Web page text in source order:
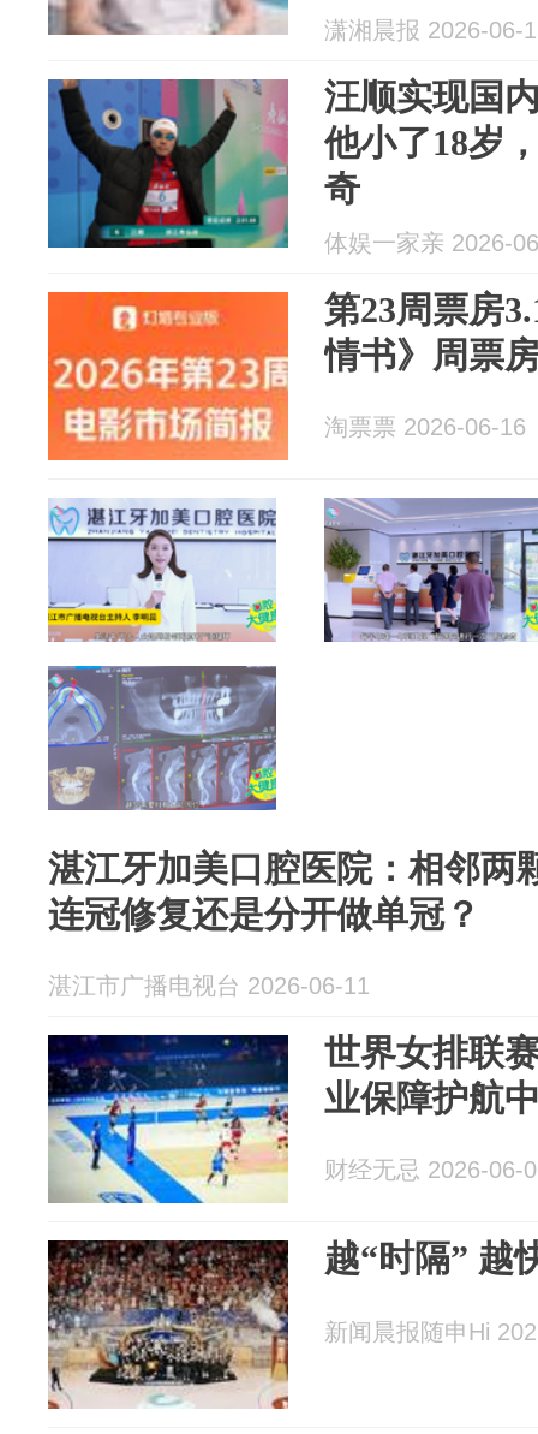
潇湘晨报 2026-06-
汪顺实现国
他小了18岁
奇
体娱一家亲 2026-
第23周票房
情书》周票
淘票票 2026-06-16
湛江牙加美口腔医院：相邻两
连冠修复还是分开做单冠？
湛江市广播电视台 2026-06-11
世界女排联
业保障护航
财经无忌 2026-06-
越“时隔” 越
新闻晨报随申Hi